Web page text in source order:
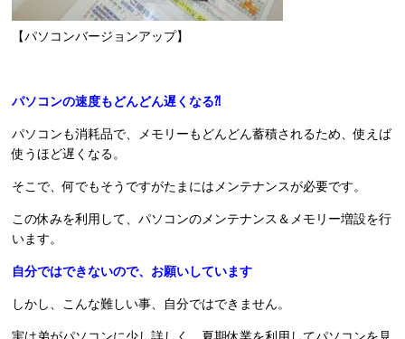
【パソコンバージョンアップ】
パソコンの速度もどんどん遅くなる⁈
パソコンも消耗品で、メモリーもどんどん蓄積されるため、使えば
使うほど遅くなる。
そこで、何でもそうですがたまにはメンテナンスが必要です。
この休みを利用して、パソコンのメンテナンス＆メモリー増設を行
います。
自分ではできないので、お願いしています
しかし、こんな難しい事、自分ではできません。